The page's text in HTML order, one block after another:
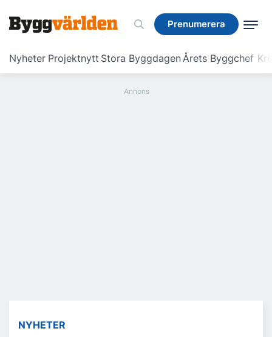
Prenumerera
Nyheter Projektnytt Stora ByggdagenÅrets Byggchef
Prenumerera
NYHETER